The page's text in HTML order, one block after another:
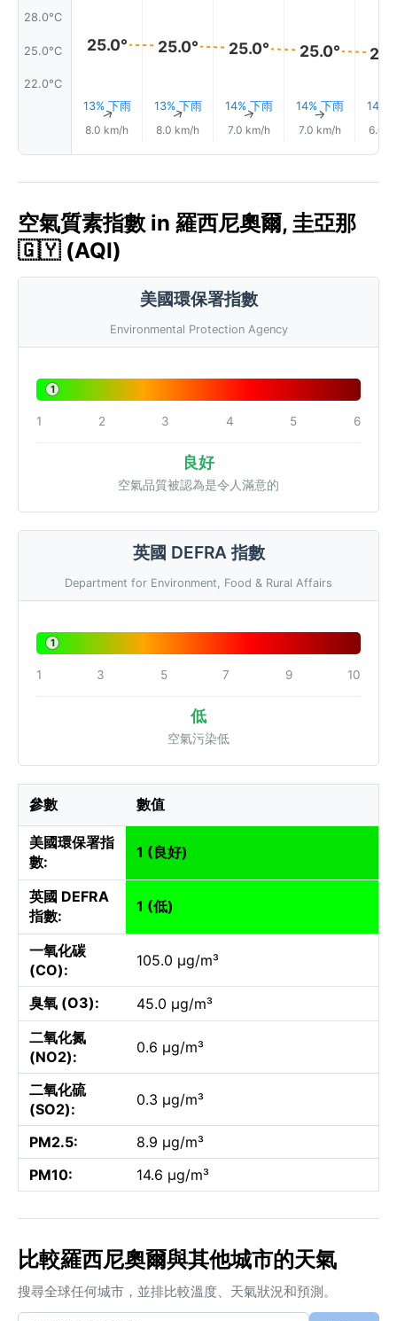
28.0°C
25.0°C
22.0°C
25.0°
13% 下雨
↑
8.0 km/h
25.0°
13% 下雨
↑
8.0 km/h
25.0°
14% 下雨
↑
7.0 km/h
25.0°
14% 下雨
↑
7.0 km/h
14%
6.0
空氣質素指數 in 羅西尼奧爾, 圭亞那
🇬🇾 (AQI)
美國環保署指數
Environmental Protection Agency
1
1 2 3 4 5 6
良好
空氣品質被認為是令人滿意的
英國 DEFRA 指數
Department for Environment, Food & Rural Affairs
1
1 3 5 7 9 10
低
空氣污染低
參數 數值
美國環保署指
數:
1 (良好)
英國 DEFRA
指數:
1 (低)
一氧化碳
(CO):
105.0 µg/m³
臭氧 (O3):
45.0 µg/m³
二氧化氮
(NO2):
0.6 µg/m³
二氧化硫
(SO2):
0.3 µg/m³
PM2.5:
8.9 µg/m³
PM10:
14.6 µg/m³
比較羅西尼奧爾與其他城市的天氣
搜尋全球任何城市，並排比較溫度、天氣狀況和預測。